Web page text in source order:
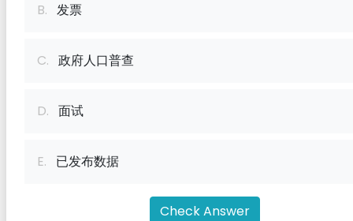
B. 发票
C. 政府人口普查
D. 面试
E. 已发布数据
Check Answer